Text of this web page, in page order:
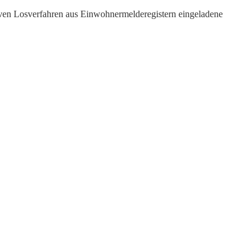
Losverfahren aus Einwohnermelderegistern eingeladene